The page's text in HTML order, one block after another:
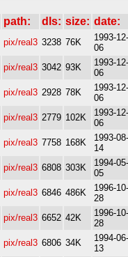
path: dls: size: date:
pix/real3 3238 76K
1993-12-
06
pix/real3 3042 93K
1993-12-
06
pix/real3 2928 78K
1993-12-
06
pix/real3 2779 102K
1993-12-
06
pix/real3 7758 168K
1993-08-
14
pix/real3 6808 303K
1994-05-
05
pix/real3 6846 486K
1996-10-
28
pix/real3 6652 42K
1996-10-
28
pix/real3 6806 34K
1994-06-
13